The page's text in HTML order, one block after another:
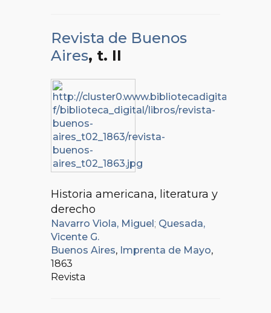
Revista de Buenos
Aires, t. II
Historia americana, literatura y
derecho
Navarro Viola, Miguel ; Quesada,
Vicente G.
Buenos Aires, Imprenta de Mayo,
1863
Revista